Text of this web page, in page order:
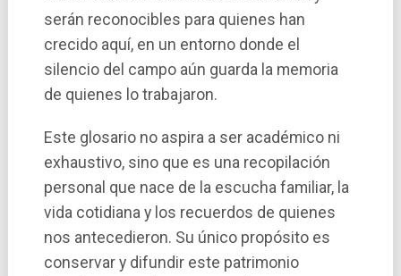
serán reconocibles para quienes han
crecido aquí, en un entorno donde el
silencio del campo aún guarda la memoria
de quienes lo trabajaron.
Este glosario no aspira a ser académico ni
exhaustivo, sino que es una recopilación
personal que nace de la escucha familiar, la
vida cotidiana y los recuerdos de quienes
nos antecedieron. Su único propósito es
conservar y difundir este patrimonio